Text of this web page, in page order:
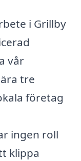
i Grillby
vår
tre
företag
ingen roll
klippa